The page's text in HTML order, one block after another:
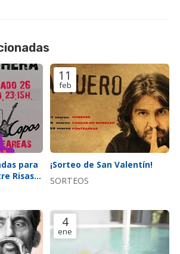
para
Risas
11
feb
¡Sorteo de San Valentín!
SORTEOS
4
ene